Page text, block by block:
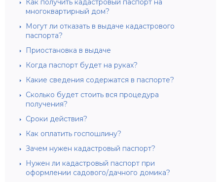
Как получить кадастровый паспорт на
многоквартирный дом?
Могут ли отказать в выдаче кадастрового
паспорта?
Приостановка в выдаче
Когда паспорт будет на руках?
Какие сведения содержатся в паспорте?
Сколько будет стоить вся процедура
получения?
Сроки действия?
Как оплатить госпошлину?
Зачем нужен кадастровый паспорт?
Нужен ли кадастровый паспорт при
оформлении садового/дачного домика?